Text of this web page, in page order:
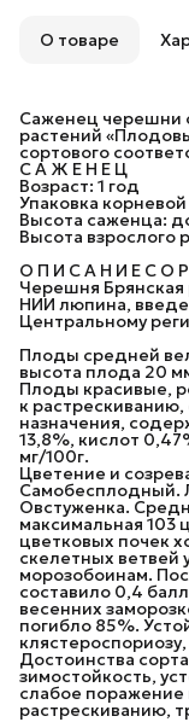
О товаре
Саженец черешни
растений
сортового
С А Ж Е Н Е Ц
Возраст: 1 год
Упаковка
Высота саженца:
Высота взрослого
О П И С А Н И Е С О
Черешня Брянская
НИИ люпина,
Центральному
Плоды средней
высота плода 20
Плоды красивые,
к
назначения,
13,8%, кислот
мг/100г.
Цветение и
Самобесплодный.
Овстуженка.
максимальная 103
цветковых почек
скелетных ветвей
морозобоинам.
составило 0,4
весенних
погибло 85%.
Достоинства
зимостойкость,
слабое поражение
растрескиванию,